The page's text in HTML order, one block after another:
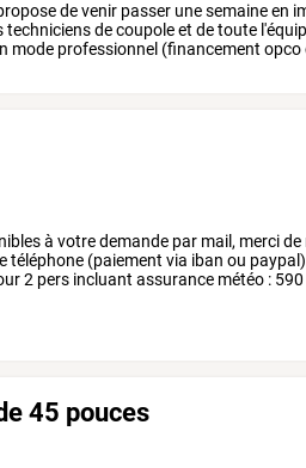
devenir passer unesemaineen
techniciensdecoupoleet detoute
mode professionnel (financement opco
à votredemande par mail, mercide
téléphone (paiement via iban ou paypal)
2 pers incluant assurance météo : 590
45 pouces